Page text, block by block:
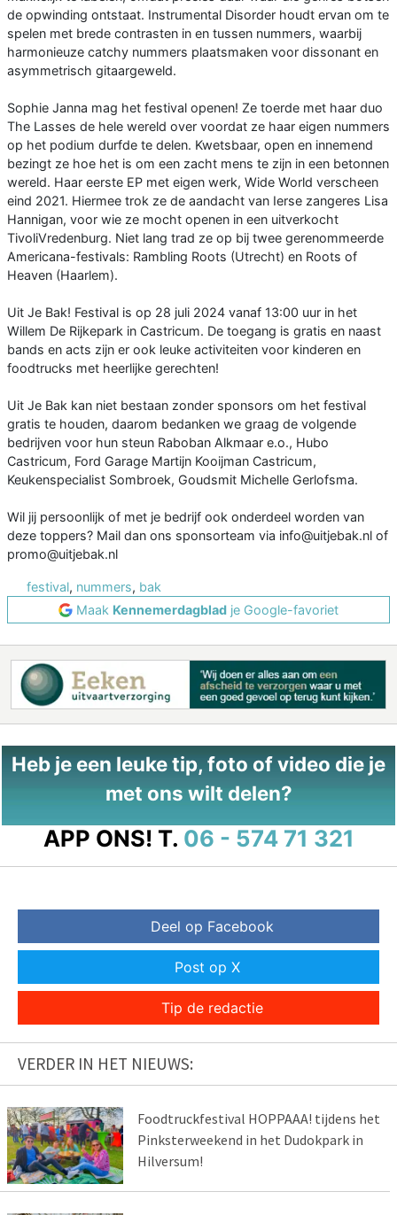
de opwinding ontstaat. Instrumental Disorder houdt ervan om te
spelen met brede contrasten in en tussen nummers, waarbij
harmonieuze catchy nummers plaatsmaken voor dissonant en
asymmetrisch gitaargeweld.
Sophie Janna mag het festival openen! Ze toerde met haar duo
The Lasses de hele wereld over voordat ze haar eigen nummers
op het podium durfde te delen. Kwetsbaar, open en innemend
bezingt ze hoe het is om een zacht mens te zijn in een betonnen
wereld. Haar eerste EP met eigen werk, Wide World verscheen
eind 2021. Hiermee trok ze de aandacht van Ierse zangeres Lisa
Hannigan, voor wie ze mocht openen in een uitverkocht
TivoliVredenburg. Niet lang trad ze op bij twee gerenommeerde
Americana-festivals: Rambling Roots (Utrecht) en Roots of
Heaven (Haarlem).
Uit Je Bak! Festival is op 28 juli 2024 vanaf 13:00 uur in het
Willem De Rijkepark in Castricum. De toegang is gratis en naast
bands en acts zijn er ook leuke activiteiten voor kinderen en
foodtrucks met heerlijke gerechten!
Uit Je Bak kan niet bestaan zonder sponsors om het festival
gratis te houden, daarom bedanken we graag de volgende
bedrijven voor hun steun Raboban Alkmaar e.o., Hubo
Castricum, Ford Garage Martijn Kooijman Castricum,
Keukenspecialist Sombroek, Goudsmit Michelle Gerlofsma.
Wil jij persoonlijk of met je bedrijf ook onderdeel worden van
deze toppers? Mail dan ons sponsorteam via info@uitjebak.nl of
promo@uitjebak.nl
festival, nummers, bak
Maak Kennemerdagblad je Google-favoriet
Heb je een leuke tip, foto of video die je
met ons wilt delen?
APP ONS! T. 06 - 574 71 321
Deel op Facebook
Post op X
Tip de redactie
VERDER IN HET NIEUWS:
Foodtruckfestival HOPPAAA! tijdens het
Pinksterweekend in het Dudokpark in
Hilversum!